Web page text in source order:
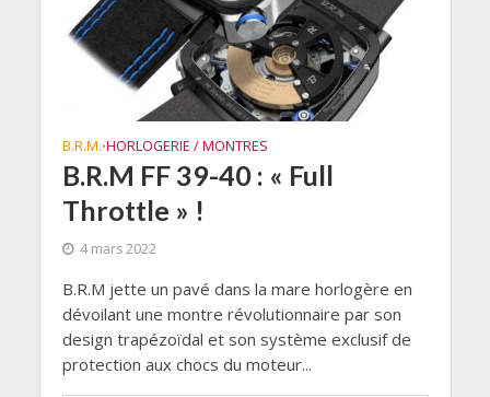
B.R.M.•HORLOGERIE / MONTRES
B.R.M FF 39-40 : « Full
Throttle » !
4 mars 2022
B.R.M jette un pavé dans la mare horlogère en
dévoilant une montre révolutionnaire par son
design trapézoïdal et son système exclusif de
protection aux chocs du moteur...